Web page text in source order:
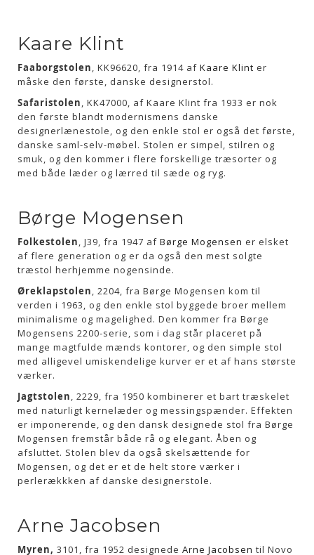
Kaare Klint
Faaborgstolen, KK96620, fra 1914 af Kaare Klint er
måske den første, danske designerstol.
Safaristolen, KK47000, af Kaare Klint fra 1933 er nok
den første blandt modernismens danske
designerlænestole, og den enkle stol er også det første,
danske saml-selv-møbel. Stolen er simpel, stilren og
smuk, og den kommer i flere forskellige træsorter og
med både læder og lærred til sæde og ryg.
Børge Mogensen
Folkestolen, J39, fra 1947 af Børge Mogensen er elsket
af flere generation og er da også den mest solgte
træstol herhjemme nogensinde.
Øreklapstolen, 2204, fra Børge Mogensen kom til
verden i 1963, og den enkle stol byggede broer mellem
minimalisme og magelighed. Den kommer fra Børge
Mogensens 2200-serie, som i dag står placeret på
mange magtfulde mænds kontorer, og den simple stol
med alligevel umiskendelige kurver er et af hans største
værker.
Jagtstolen, 2229, fra 1950 kombinerer et bart træskelet
med naturligt kernelæder og messingspænder. Effekten
er imponerende, og den dansk designede stol fra Børge
Mogensen fremstår både rå og elegant. Åben og
afsluttet. Stolen blev da også skelsættende for
Mogensen, og det er et de helt store værker i
perlerækkken af danske designerstole.
Arne Jacobsen
Myren, 3101, fra 1952 designede Arne Jacobsen til Novo